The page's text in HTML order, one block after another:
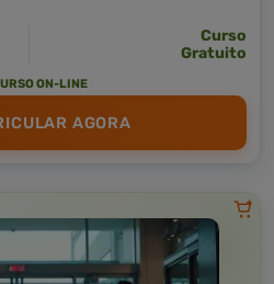
Curso
Gratuito
ON-LINE
AGORA